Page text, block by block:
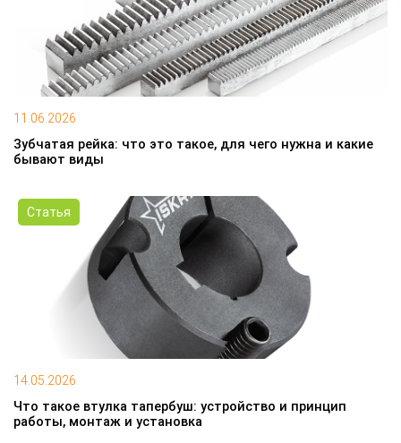
11.06.2026
Зубчатая рейка: что это такое, для чего нужна и какие
бывают виды
Статья
14.05.2026
Что такое втулка тапербуш: устройство и принцип
работы, монтаж и установка